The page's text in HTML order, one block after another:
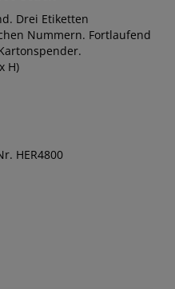
Drei Etiketten
Nummern. Fortlaufend
H)
HER4800